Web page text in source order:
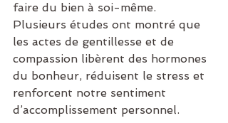
faire du bien à soi-même.
Plusieurs études ont montré que
les actes de gentillesse et de
compassion libèrent des hormones
du bonheur, réduisent le stress et
renforcent notre sentiment
d’accomplissement personnel.